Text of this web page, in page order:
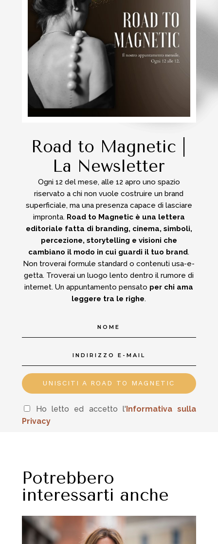
Road to Magnetic |
La Newsletter
Ogni 12 del mese, alle 12 apro uno spazio
riservato a chi non vuole costruire un brand
superficiale, ma una presenza capace di lasciare
impronta. Road to Magnetic è una lettera
editoriale fatta di branding, cinema, simboli,
percezione, storytelling e visioni che
cambiano il modo in cui guardi il tuo brand.
Non troverai formule standard o contenuti usa-e-
getta. Troverai un luogo lento dentro il rumore di
internet.Un appuntamento pensato per chi ama
leggere tra le righe.
UNISCITI A ROAD TO MAGNETIC
Ho letto ed accetto l'Informativa sulla
Privacy
Potrebbero
interessarti anche